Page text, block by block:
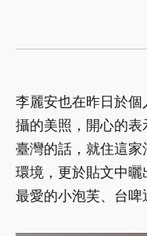
李麗安也在昨日於
攝的美照，開心的
臺灣的話，就住這
環境，更於貼文中
最愛的小泡芙、台啤